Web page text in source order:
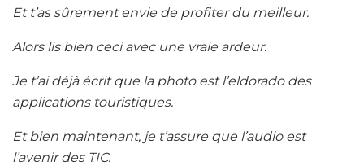
Et t’as sûrement envie de profiter du meilleur.
Alors lis bien ceci avec une vraie ardeur.
Je t’ai déjà écrit que la photo est l’eldorado des
applications touristiques.
Et bien maintenant, je t’assure que l’audio est
l’avenir des TIC.